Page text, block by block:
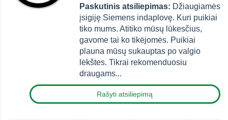
Paskutinis atsiliepimas: Džiaugiamės
įsigiję Siemens indaplovę. Kuri puikiai
tiko mums. Atitiko mūsų lūkesčius,
gavome tai ko tikėjomės. Puikiai
plauna mūsų sukauptas po valgio
lėkštes. Tikrai rekomenduosiu
draugams...
Rašyti atsiliepimą